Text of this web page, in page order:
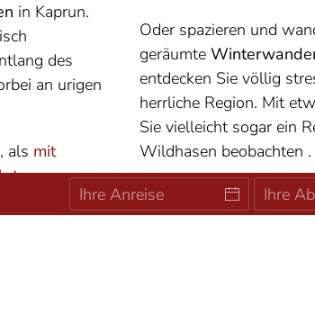
in Kaprun.
des
an urigen
als mit
Oder spazieren und
geräumte
entdecken Sie völlig
herrliche Region. Mit
Sie vielleicht sogar ein
Wildhasen beobachten .